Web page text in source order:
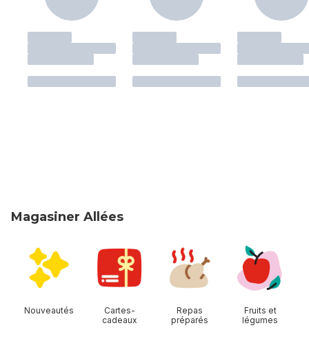
Magasiner Allées
Nouveautés
Cartes-
cadeaux
Repas
préparés
Fruits et
légumes